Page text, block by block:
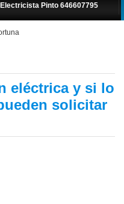
Electricista Pinto 646607795
eléctrica y si lo
solicitar